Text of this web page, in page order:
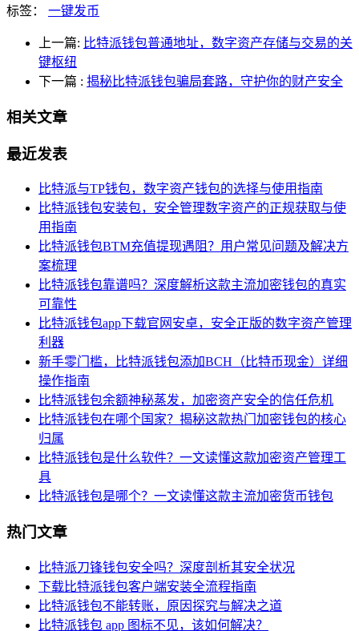
标签： 一键发币
上一篇: 比特派钱包普通地址，数字资产存储与交易的关
键枢纽
下一篇 : 揭秘比特派钱包骗局套路，守护你的财产安全
相关文章
最近发表
比特派与TP钱包，数字资产钱包的选择与使用指南
比特派钱包安装包，安全管理数字资产的正规获取与使
用指南
比特派钱包BTM充值提现遇阻？用户常见问题及解决方
案梳理
比特派钱包靠谱吗？深度解析这款主流加密钱包的真实
可靠性
比特派钱包app下载官网安卓，安全正版的数字资产管理
利器
新手零门槛，比特派钱包添加BCH（比特币现金）详细
操作指南
比特派钱包余额神秘蒸发，加密资产安全的信任危机
比特派钱包在哪个国家？揭秘这款热门加密钱包的核心
归属
比特派钱包是什么软件？一文读懂这款加密资产管理工
具
比特派钱包是哪个？一文读懂这款主流加密货币钱包
热门文章
比特派刀锋钱包安全吗？深度剖析其安全状况
下载比特派钱包客户端安装全流程指南
比特派钱包不能转账，原因探究与解决之道
比特派钱包 app 图标不见，该如何解决？